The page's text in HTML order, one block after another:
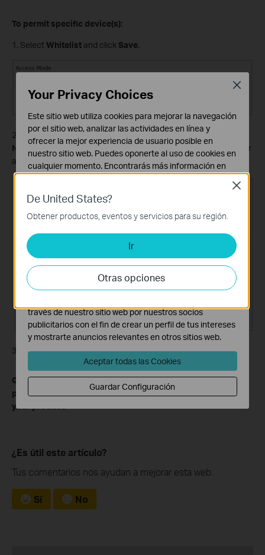
To permit specific device(s):
1. Select Whitelist and click Save.
2. Click Addin the Devices in Whitelist table. Enter the
Name
MAC Address
. And you can set the Effective Time for
a certain entry as needed.
3. ClickOK.
Get to know more details of each function and configuration
please go toDownload Centerto download the manual of
your product.
¿Es útil este artículo?
Tus comentarios nos ayudan a mejorar esta web.
Sí No
De United States?
Obtener productos, eventos y servicios para su región.
Ir
Otras opciones
Close
Your Privacy Choices
Este sitio web utiliza cookies para mejorar la navegación
por el sitio web, analizar las actividades en línea y
ofrecer la mejor experiencia de usuario posible en
nuestro sitio web. Puedes oponerte al uso de cookies en
cualquier momento. Encontrarás más información en
Cookies Básicas
Estas cookies son necesarias para el funcionamiento
del sitio web y no pueden desactivarse en tu sistema.
Cookies de Análisis y de Marketing
Las cookies de análisis nos permiten analizar tus
actividades en nuestro sitio web con el fin de mejorar y
adaptar la funcionalidad del mismo.
través de nuestro sitio web por nuestros socios
publicitarios con el fin de crear un perfil de tus intereses
y mostrarte anuncios relevantes en otros sitios web.
Aceptar todas las Cookies
Guardar Configuración
Close